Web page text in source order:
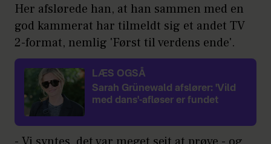
Her afslørede han, at han sammen med en
god kammerat har tilmeldt sig et andet TV
2-format, nemlig 'Først til verdens ende'.
LÆS OGSÅ
Sarah Grünewald afslører: 'Vild
med dans'-afløser er fundet